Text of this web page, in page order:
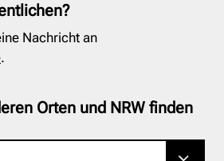
Nachricht an
.
Orten und NRW finden